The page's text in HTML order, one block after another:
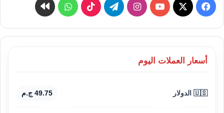
فيسبوك
‫X
‫YouTubeانستقرامتيلقرام ‫TikTokواتسابكواى
أسعار العملات اليوم
🇺🇸 الدولار 49.75 ج.م